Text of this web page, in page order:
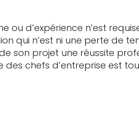
ou d’expérience n’est
qui n’est ni une perte de
son projet une réussite
des chefs d’entreprise est